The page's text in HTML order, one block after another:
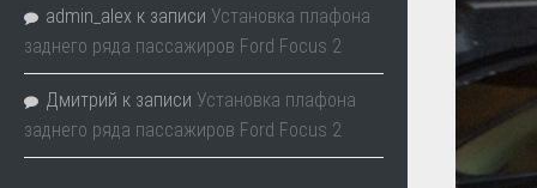
admin_alex к записи Установка плафона
заднего ряда пассажиров Ford Focus 2
Дмитрий к записи Установка плафона
заднего ряда пассажиров Ford Focus 2